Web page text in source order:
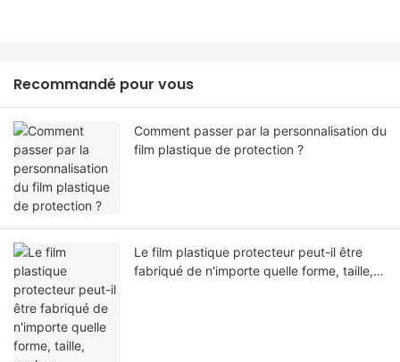
Recommandé pour vous
Comment passer par la personnalisation du
film plastique de protection ?
Le film plastique protecteur peut-il être
fabriqué de n'importe quelle forme, taille,